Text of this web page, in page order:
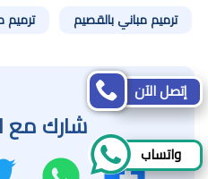
ترميم مباني بالقصيم ترميم
شارك مع
فيسبوك
إتصل الآن
واتساب